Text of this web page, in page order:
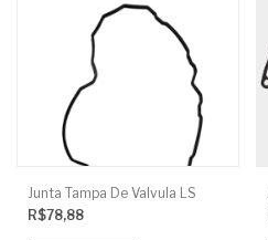
Junta Tampa De Valvula LS
R$78,88